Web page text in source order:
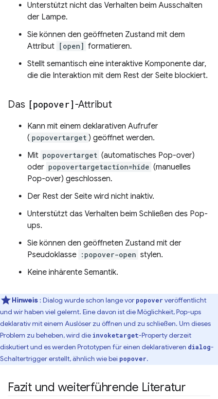
Unterstützt nicht das Verhalten beim Ausschalten
der Lampe.
Sie können den geöffneten Zustand mit dem
Attribut [open] formatieren.
Stellt semantisch eine interaktive Komponente dar,
die die Interaktion mit dem Rest der Seite blockiert.
Das [popover] -Attribut
Kann mit einem deklarativen Aufrufer
( popovertarget ) geöffnet werden.
Mit popovertarget (automatisches Pop-over)
oder popovertargetaction=hide (manuelles
Pop-over) geschlossen.
Der Rest der Seite wird nicht inaktiv.
Unterstützt das Verhalten beim Schließen des Pop-
ups.
Sie können den geöffneten Zustand mit der
Pseudoklasse :popover-open stylen.
Keine inhärente Semantik.
Hinweis : Dialog wurde schon lange vor popover veröffentlicht
und wir haben viel gelernt. Eine davon ist die Möglichkeit, Pop-ups
deklarativ mit einem Auslöser zu öffnen und zu schließen. Um dieses
Problem zu beheben, wird die invoketarget-Property derzeit
diskutiert und es werden Prototypen für einen deklarativeren dialog-
Schaltertrigger erstellt, ähnlich wie bei popover.
Fazit und weiterführende Literatur